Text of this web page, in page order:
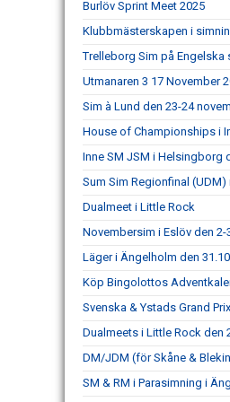
Burlöv Sprint Meet 2025
Klubbmästerskapen i
Trelleborg Sim på Engelska
Utmanaren 3 17 November
Sim à Lund den 23-24
House of Championships i
Inne SM JSM i Helsingborg
Sum Sim Regionfinal (UDM)
Dualmeet i Little Rock
Novembersim i Eslöv den 2-
Läger i Ängelholm den
Köp Bingolottos
Svenska & Ystads Grand
Dualmeets i Little Rock den
DM/JDM (för Skåne &
SM & RM i Parasimning i